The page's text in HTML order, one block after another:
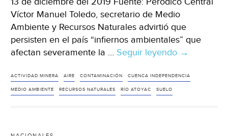
Víctor Manuel Toledo, secretario de Medio
Ambiente y Recursos Naturales advirtió que
persisten en el país “infiernos ambientales” que
afectan severamente la … Seguir leyendo Puebla:
río
→
ACTIVIDAD MINERA AIRE CONTAMINACIÓN CUENCA INDEPENDENCIA
MEDIO AMBIENTE RECURSOS NATURALES RÍO ATOYAC SUELO